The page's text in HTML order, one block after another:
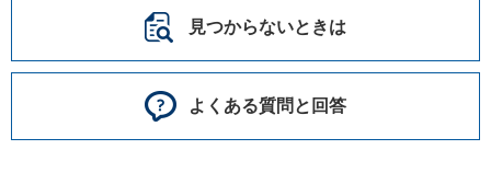
見つからないときは
よくある質問と回答